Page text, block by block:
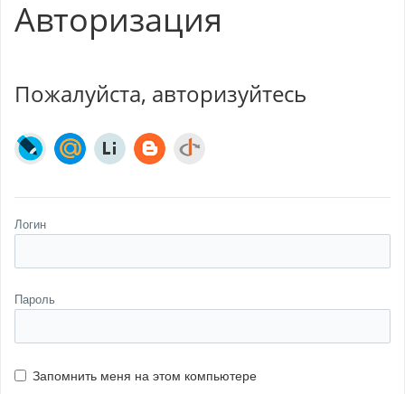
Авторизация
Пожалуйста, авторизуйтесь
Логин
Пароль
Запомнить меня на этом компьютере